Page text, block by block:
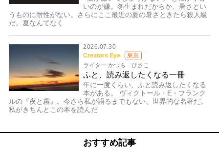
いのが嫌。冬生まれだからか、暑さとい
うものに耐性がない。さらにここ最近の夏の暑さときたら殺人級
だ。夏なんてなく
2026.07.30
Creators Eye
東京
ライター かつら ひさこ
ふと、読み返したくなる一冊
年に一度くらい、ふと読み返したくなる
本がある。 ヴィクトール・E・フランク
ルの『夜と霧』。今さら私が語るまでもない、世界的な名著だ。
私がきちんとこの本を読んだ
おすすめ記事